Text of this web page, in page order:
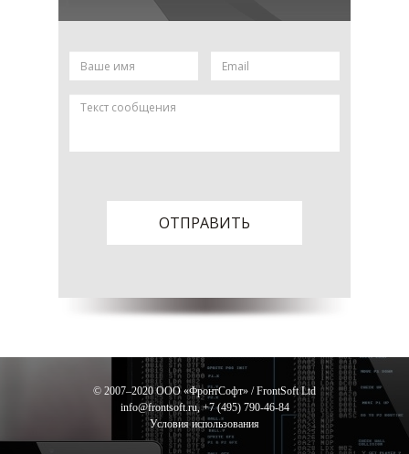
ОТПРАВИТЬ
© 2007–2020 ООО «ФронтСофт» / FrontSoft Ltd
info@frontsoft.ru,+7 (495) 790-46-84
Условия использования